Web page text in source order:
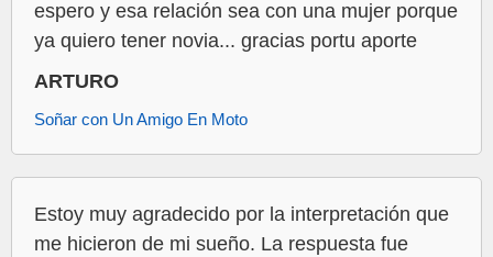
espero y esa relación sea con una mujer porque
ya quiero tener novia... gracias portu aporte
ARTURO
Soñar con Un Amigo En Moto
Estoy muy agradecido por la interpretación que
me hicieron de mi sueño. La respuesta fue